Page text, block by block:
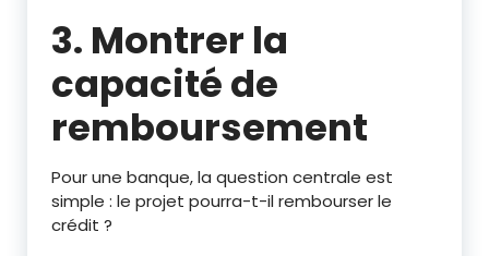
3. Montrer la
capacité de
remboursement
Pour une banque, la question centrale est
simple : le projet pourra-t-il rembourser le
crédit ?